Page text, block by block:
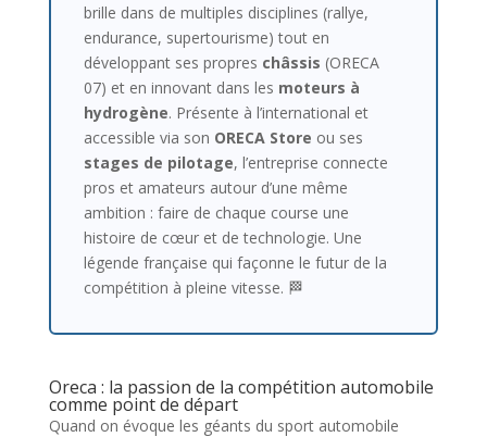
brille dans de multiples disciplines (rallye,
endurance, supertourisme) tout en
développant ses propres châssis (ORECA
07) et en innovant dans les moteurs à
hydrogène. Présente à l’international et
accessible via son ORECA Store ou ses
stages de pilotage, l’entreprise connecte
pros et amateurs autour d’une même
ambition : faire de chaque course une
histoire de cœur et de technologie. Une
légende française qui façonne le futur de la
compétition à pleine vitesse. 🏁
Oreca : la passion de la compétition automobile
comme point de départ
Quand on évoque les géants du sport automobile